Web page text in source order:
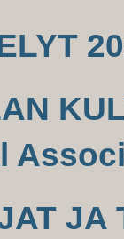
JA